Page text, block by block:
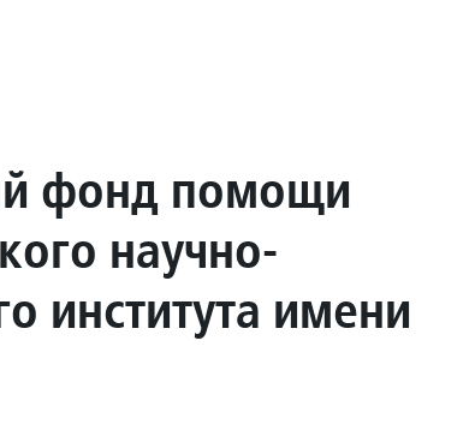
фонд помощи
научно-
института имени